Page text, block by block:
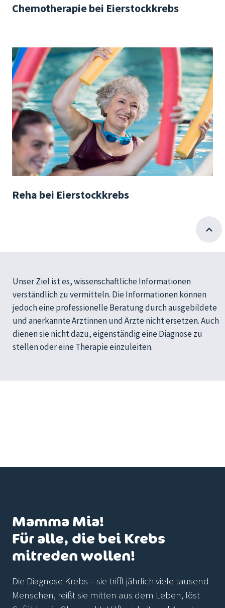
Chemotherapie bei Eierstockkrebs
Reha bei Eierstockkrebs
Unser Ziel ist es, wissenschaftliche Informationen
verständlich zu vermitteln. Die Informationen können
jedoch eine professionelle Beratung durch ausgebildete
und anerkannte Ärztinnen und Ärzte nicht ersetzen. Auch
dienen sie nicht dazu, eigenständig eine Diagnose zu
stellen oder eine Therapie einzuleiten.
Mamma Mia!
Für alle, die bei Krebs
mitreden wollen!
Die Diagnose Krebs – sie trifft jährlich viele tausend
Menschen, reißt sie mitten aus dem Leben, löst